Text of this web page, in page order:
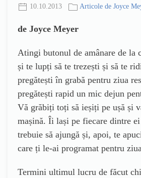
10.10.2013 Articole de Joyce
de Joyce Meyer
Atingi butonul de amânare de la
și te lupți să te trezești și să te
pregătești în grabă pentru ziua
pregătești rapid un mic dejun
Vă grăbiți toți să ieșiți pe ușă și
mașină. Îi lași pe fiecare dintre
trebuie să ajungă și, apoi, te
care ți le-ai programat pentru
Termini ultimul lucru de făcut